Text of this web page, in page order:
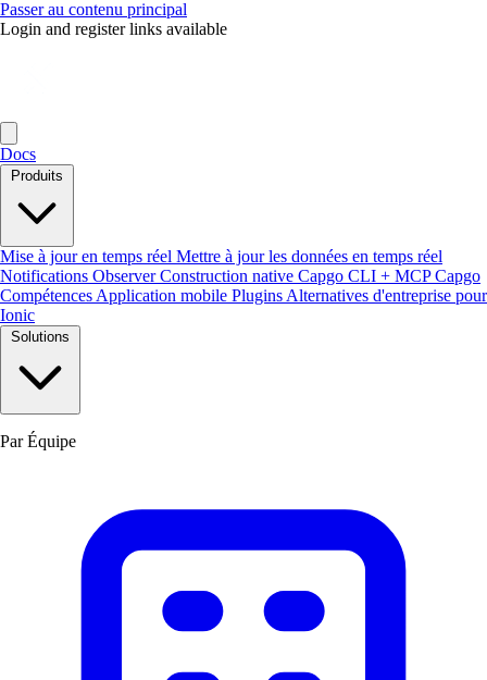
Passer au contenu principal
Login and register links available
Docs
Produits
Mise à jour en temps réel Mettre à jour les données en temps réel
Notifications ObserverConstruction native Capgo CLI + MCPCapgo
Compétences Application mobile Plugins Alternatives d'entreprise pour
Ionic
Solutions
Par Équipe